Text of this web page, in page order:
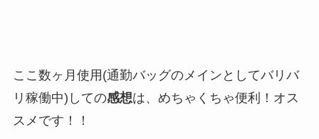
ここ数ヶ月使用(通勤バッグのメインとしてバリバ
リ稼働中)しての感想は、めちゃくちゃ便利！オス
スメです！！